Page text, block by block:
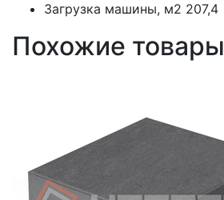
Загрузка машины, м2 207,4
Похожие товары